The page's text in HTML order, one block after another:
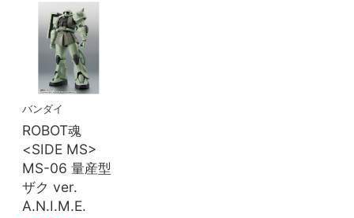
バンダイ
ROBOT魂
<SIDE MS>
MS-06 量産型
ザク ver.
A.N.I.M.E.